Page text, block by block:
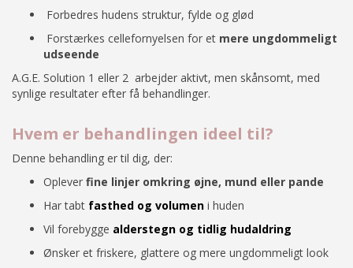
Forbedres hudens struktur, fylde og glød
Forstærkes cellefornyelsen for et mere ungdommeligt
udseende
A.G.E. Solution 1 eller 2 arbejder aktivt, men skånsomt, med
synlige resultater efter få behandlinger.
Hvem er behandlingen ideel til?
Denne behandling er til dig, der:
Oplever fine linjer omkring øjne, mund eller pande
Har tabt fasthed og volumen i huden
Vil forebygge alderstegn og tidlig hudaldring
Ønsker et friskere, glattere og mere ungdommeligt look